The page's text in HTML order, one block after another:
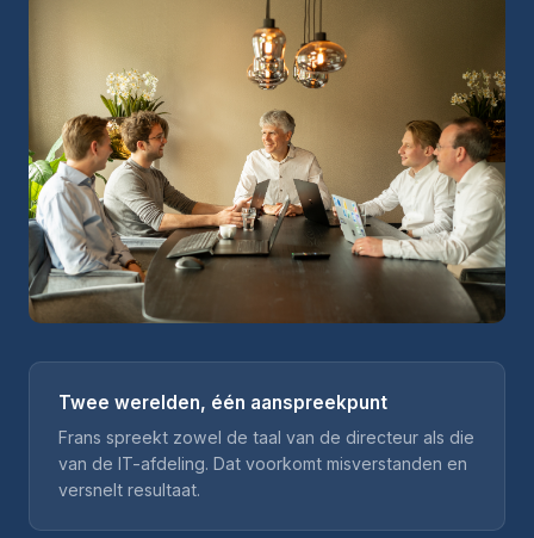
Twee werelden, één aanspreekpunt
Frans spreekt zowel de taal van de directeur als die
van de IT-afdeling. Dat voorkomt misverstanden en
versnelt resultaat.